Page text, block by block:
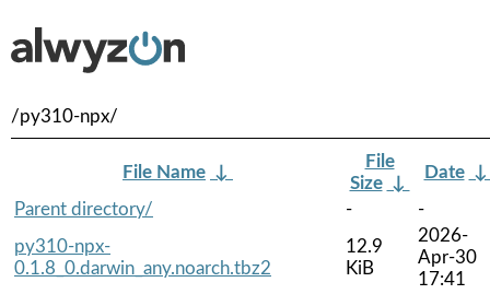
/py310-npx/
File Name ↓
File
Size ↓
Date
Parent directory/
-
-
py310-npx-
0.1.8_0.darwin_any.noarch.tbz2
12.9
KiB
2026-
Apr-30
17:41